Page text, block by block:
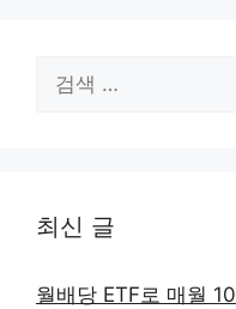
색:
최신 글
월배당 ETF로 매월